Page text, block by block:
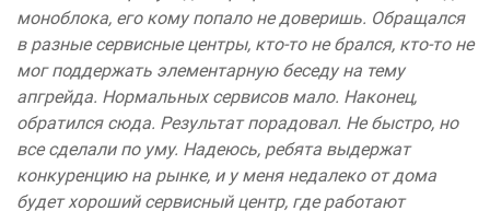
моноблока, его кому попало не доверишь. Обращался
в разные сервисные центры, кто-то не брался, кто-то не
мог поддержать элементарную беседу на тему
апгрейда. Нормальных сервисов мало. Наконец,
обратился сюда. Результат порадовал. Не быстро, но
все сделали по уму. Надеюсь, ребята выдержат
конкуренцию на рынке, и у меня недалеко от дома
будет хороший сервисный центр, где работают